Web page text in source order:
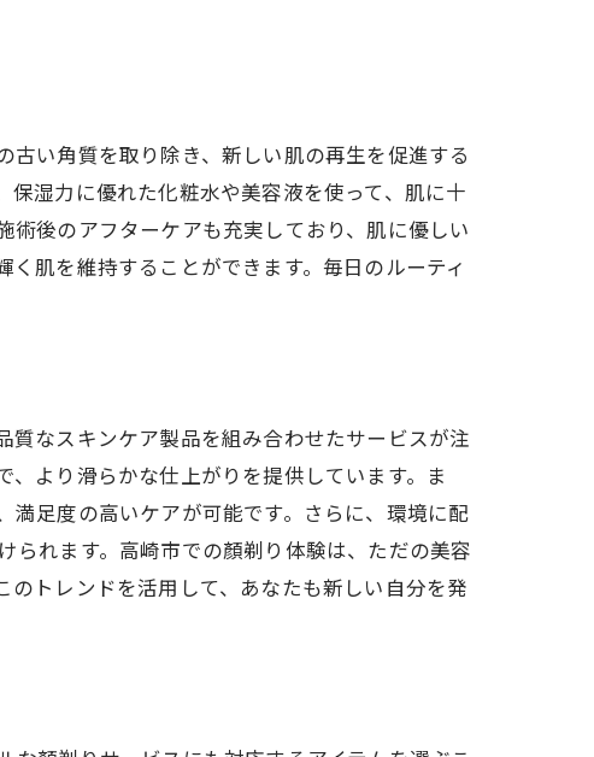
い角質を取り除き、新しい肌の再生を促進する
湿力に優れた化粧水や美容液を使って、肌に十
後のアフターケアも充実しており、肌に優しい
肌を維持することができます。毎日のルーティ
なスキンケア製品を組み合わせたサービスが注
より滑らかな仕上がりを提供しています。ま
足度の高いケアが可能です。さらに、環境に配
れます。高崎市での顏剃り体験は、ただの美容
トレンドを活用して、あなたも新しい自分を発